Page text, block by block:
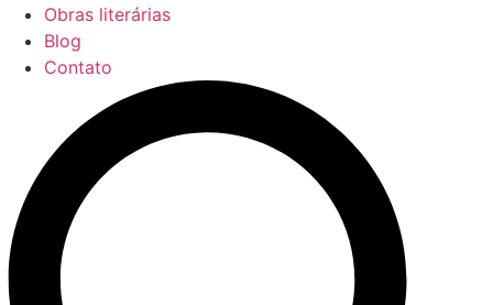
Obras literárias
Blog
Contato